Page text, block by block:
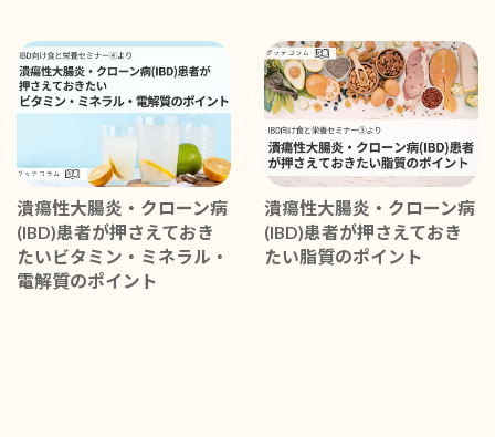
潰瘍性大腸炎・クローン病
(IBD)患者が押さえておき
たいビタミン・ミネラル・
電解質のポイント
潰瘍性大腸炎・クローン病
(IBD)患者が押さえておき
たい脂質のポイント